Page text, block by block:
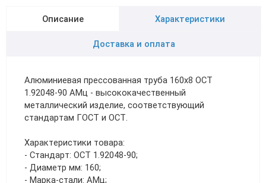
Описание Характеристики
Доставка и оплата
Алюминиевая прессованная труба 160х8 ОСТ
1.92048-90 АМц - высококачественный
металлический изделие, соответствующий
стандартам ГОСТ и ОСТ.
Характеристики товара:
- Стандарт: ОСТ 1.92048-90;
- Диаметр мм: 160;
- Марка-стали: АМц;